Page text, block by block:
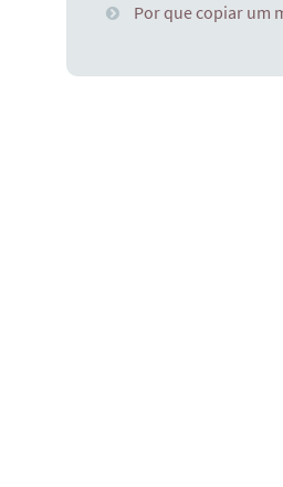
Por que copiar um